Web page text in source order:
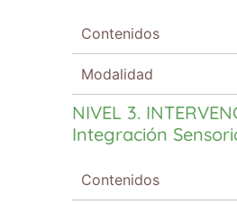
Contenidos
Modalidad
NIVEL 3.
Integración
Contenidos